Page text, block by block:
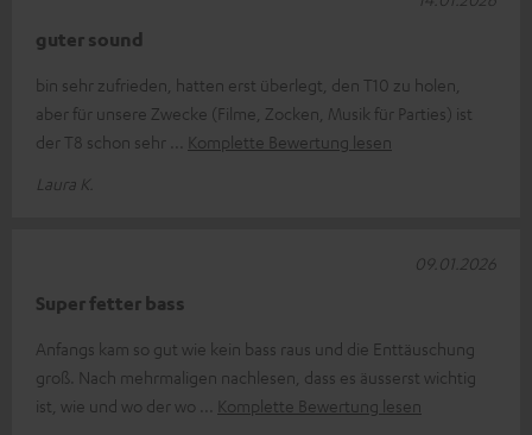
guter sound
bin sehr zufrieden, hatten erst überlegt, den T10 zu holen,
aber für unsere Zwecke (Filme, Zocken, Musik für Parties) ist
der T8 schon sehr
Komplette Bewertung lesen
Laura K.
Super fetter bass
Anfangs kam so gut wie kein bass raus und die Enttäuschung
groß. Nach mehrmaligen nachlesen, dass es äusserst wichtig
ist, wie und wo der wo
Komplette Bewertung lesen
09.01.2026